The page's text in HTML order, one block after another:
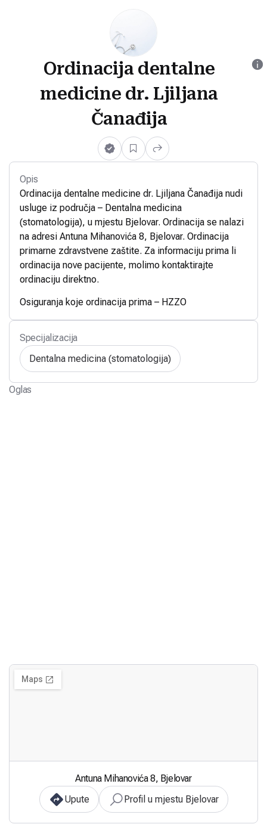
Ordinacija dentalne
medicine dr. Ljiljana
Čanađija
Opis
Ordinacija dentalne medicine dr. Ljiljana Čanađija nudi
usluge iz područja – Dentalna medicina
(stomatologija), u mjestu Bjelovar. Ordinacija se nalazi
na adresi Antuna Mihanovića 8, Bjelovar. Ordinacija
primarne zdravstvene zaštite. Za informaciju prima li
ordinacija nove pacijente, molimo kontaktirajte
ordinaciju direktno.
Osiguranja koje ordinacija prima – HZZO
Specijalizacija
Dentalna medicina (stomatologija)
Oglas
Antuna Mihanovića 8, Bjelovar
Upute
Profil u mjestu Bjelovar